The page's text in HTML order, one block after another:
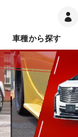
車種から探す